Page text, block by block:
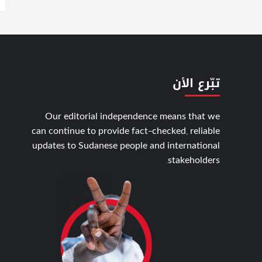
تبّرع الأن
Our editorial independence means that we
can continue to provide fact-checked, reliable
updates to Sudanese people and international
stakeholders.